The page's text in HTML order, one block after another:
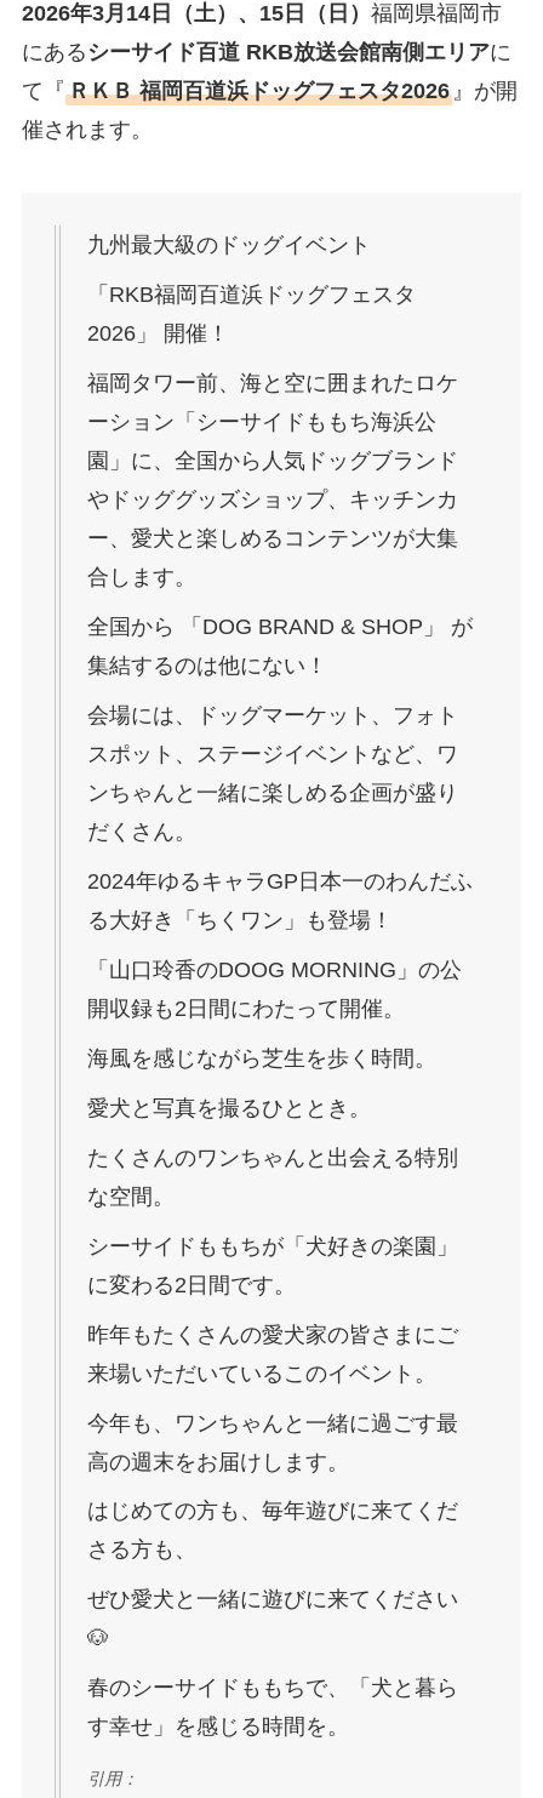
2026年3月14日（土）、15日（日） 福岡県福岡市
にある シーサイド百道 RKB放送会館南側エリアに
て『ＲＫＢ 福岡百道浜ドッグフェスタ2026』が開
催されます。
九州最大級のドッグイベント
「RKB福岡百道浜ドッグフェスタ
2026」 開催！
福岡タワー前、海と空に囲まれたロケ
ーション「シーサイドももち海浜公
園」に、全国から人気ドッグブランド
やドッググッズショップ、キッチンカ
ー、愛犬と楽しめるコンテンツが大集
合します。
全国から 「DOG BRAND & SHOP」 が
集結するのは他にない！
会場には、ドッグマーケット、フォト
スポット、ステージイベントなど、ワ
ンちゃんと一緒に楽しめる企画が盛り
だくさん。
2024年ゆるキャラGP日本一のわんだふ
る大好き「ちくワン」も登場！
「山口玲香のDOOG MORNING」の公
開収録も2日間にわたって開催。
海風を感じながら芝生を歩く時間。
愛犬と写真を撮るひととき。
たくさんのワンちゃんと出会える特別
な空間。
シーサイドももちが「犬好きの楽園」
に変わる2日間です。
昨年もたくさんの愛犬家の皆さまにご
来場いただいているこのイベント。
今年も、ワンちゃんと一緒に過ごす最
高の週末をお届けします。
はじめての方も、毎年遊びに来てくだ
さる方も、
ぜひ愛犬と一緒に遊びに来てください
🐶
春のシーサイドももちで、「犬と暮ら
す幸せ」を感じる時間を。
引用：